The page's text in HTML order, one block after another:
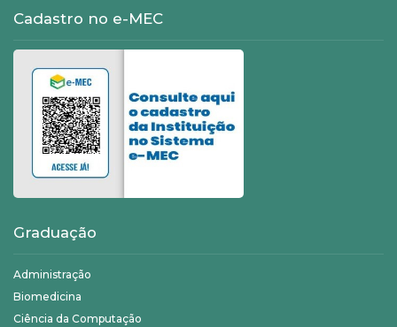
Cadastro no e-MEC
Graduação
Administração
Biomedicina
Ciência da Computação